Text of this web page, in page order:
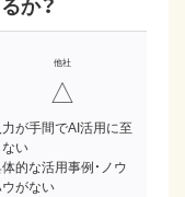
△
力が手間でAI活用に至
ない
的な活用事例・ノウ
がない